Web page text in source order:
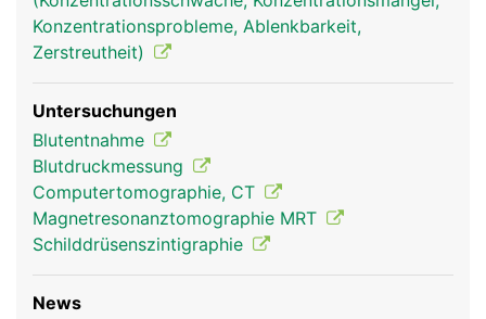
Hirnanhangdrüse
Frau
Hypophyse-
Mann
Konzentrationsprobleme, Ablenkbarkeit,
Zerstreutheit)
Untersuchungen
Blutentnahme
Blutdruckmessung
Computertomographie, CT
Magnetresonanztomographie MRT
Schilddrüsenszintigraphie
News